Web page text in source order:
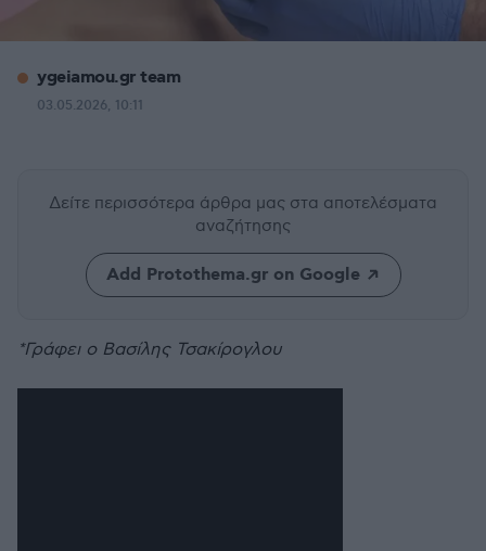
ygeiamou.gr team
03.05.2026, 10:11
Δείτε περισσότερα άρθρα μας στα αποτελέσματα
αναζήτησης
Add Protothema.gr on Google
*Γράφει ο Βασίλης Τσακίρογλου